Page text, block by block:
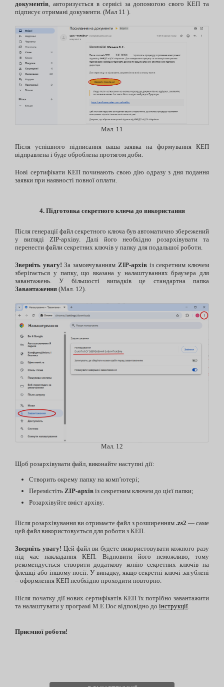
документів , авторизується в сервісі за допомогою свого КЕП та
підписує отримані документи. (Мал 11 ).
Мал. 11
Після успішного підписання ваша заявка на формування КЕП
відправлена і буде оброблена протягом доби.
Нові сертифікати КЕП починають свою дію одразу з дня подання
заявки при наявності повної оплати.
4. Підготовка секретного ключа до використання
Після генерації файл секретного ключа був автоматично збережений
у вигляді ZIP-архіву. Далі його необхідно розархівувати та
перенести файли секретних ключів у папку для подальшої роботи.
Зверніть увагу! За замовчуванням ZIP-архівіз секретним ключем
зберігається у папку, що вказана у налаштуваннях браузера для
завантажень. У більшості випадків це стандартна папка
Завантаження (Мал. 12).
Мал. 12
Щоб розархівувати файл, виконайте наступні дії:
Створить окрему папку на комп’ютері;
Перемістіть ZIP-архів із секретним ключем до цієї папки;
Розархівуйте вміст архіву.
Після розархівування ви отримаєте файл з розширенням .zs2 — саме
цей файл використовується для роботи з КЕП.
Зверніть увагу! Цей файл ви будете використовувати кожного разу
під час накладання КЕП. Відновити його неможливо, тому
рекомендується створити додаткову копію секретних ключів на
флешці або іншому носії. У випадку, якщо секретні ключі загублені
– оформлення КЕП необхідно проходити повторно.
Після початку дії нових сертифікатів КЕП їх потрібно завантажити
та налаштувати у програмі M.E.Doc відповідно до інструкції
Приємної роботи!